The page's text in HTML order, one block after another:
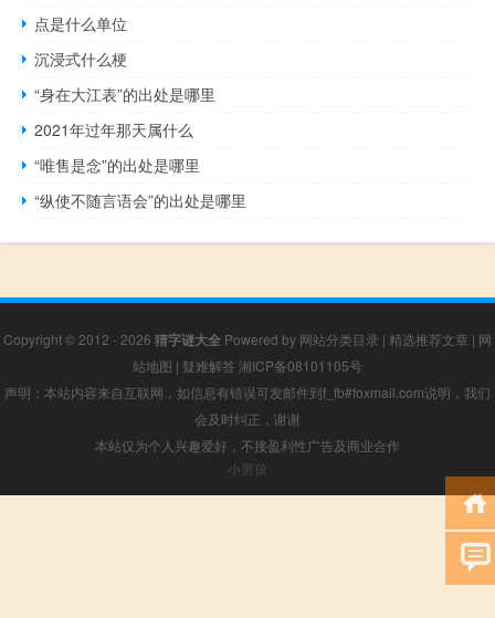
点是什么单位
沉浸式什么梗
“身在大江表”的出处是哪里
2021年过年那天属什么
“唯售是念”的出处是哪里
“纵使不随言语会”的出处是哪里
Copyright © 2012 - 2026 猜字谜大全 Powered by 网站分类目录 | 精选推荐文章 | 网
站地图 | 疑难解答 湘ICP备08101105号
声明：本站内容来自互联网，如信息有错误可发邮件到f_fb#foxmail.com说明，我们
会及时纠正，谢谢
本站仅为个人兴趣爱好，不接盈利性广告及商业合作
小男孩